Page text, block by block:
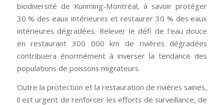
biodiversité de Kunming-Montréal, à savoir protéger
30 % des eaux intérieures et restaurer 30 % des eaux
intérieures dégradées. Relever le défi de l’eau douce
en restaurant 300 000 km de rivières dégradées
contribuera énormément à inverser la tendance des
populations de poissons migrateurs.
Outre la protection et la restauration de rivières saines,
il est urgent de renforcer les efforts de surveillance, de